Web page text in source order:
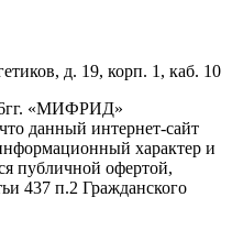
д. 19, корп. 1, каб. 10
«МИФРИД»
данный интернет-сайт
характер и
публичной офертой,
437 п.2 Гражданского